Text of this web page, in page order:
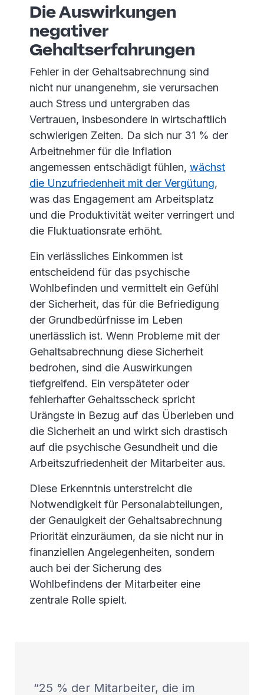
Die Auswirkungen
negativer
Gehaltserfahrungen
Fehler in der Gehaltsabrechnung sind
nicht nur unangenehm, sie verursachen
auch Stress und untergraben das
Vertrauen, insbesondere in wirtschaftlich
schwierigen Zeiten. Da sich nur 31 % der
Arbeitnehmer für die Inflation
angemessen entschädigt fühlen, wächst
die Unzufriedenheit mit der Vergütung,
was das Engagement am Arbeitsplatz
und die Produktivität weiter verringert und
die Fluktuationsrate erhöht.
Ein verlässliches Einkommen ist
entscheidend für das psychische
Wohlbefinden und vermittelt ein Gefühl
der Sicherheit, das für die Befriedigung
der Grundbedürfnisse im Leben
unerlässlich ist. Wenn Probleme mit der
Gehaltsabrechnung diese Sicherheit
bedrohen, sind die Auswirkungen
tiefgreifend. Ein verspäteter oder
fehlerhafter Gehaltsscheck spricht
Urängste in Bezug auf das Überleben und
die Sicherheit an und wirkt sich drastisch
auf die psychische Gesundheit und die
Arbeitszufriedenheit der Mitarbeiter aus.
Diese Erkenntnis unterstreicht die
Notwendigkeit für Personalabteilungen,
der Genauigkeit der Gehaltsabrechnung
Priorität einzuräumen, da sie nicht nur in
finanziellen Angelegenheiten, sondern
auch bei der Sicherung des
Wohlbefindens der Mitarbeiter eine
zentrale Rolle spielt.
25 % der Mitarbeiter, die im